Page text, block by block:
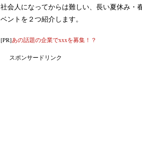
社会人になってからは難しい、長い夏休み・
ベントを２つ紹介します。
[PR]あの話題の企業でxxxを募集！？
スポンサードリンク